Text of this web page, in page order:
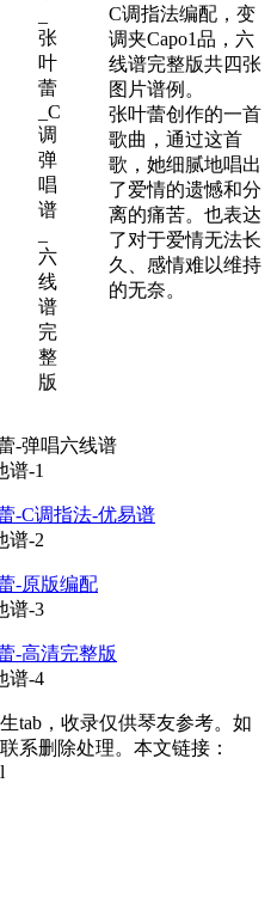
C调指法编配，变
调夹Capo1品，六
线谱完整版共四张
图片谱例。
张叶蕾创作的一首
歌曲，通过这首
歌，她细腻地唱出
了爱情的遗憾和分
离的痛苦。也表达
了对于爱情无法长
久、感情难以维持
的无奈。
谱-1
谱-2
谱-3
谱-4
tab，收录仅供琴友参考。如
系删除处理。本文链接：